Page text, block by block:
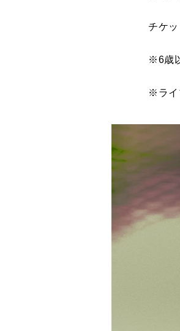
チケ
※6歳
※ライ